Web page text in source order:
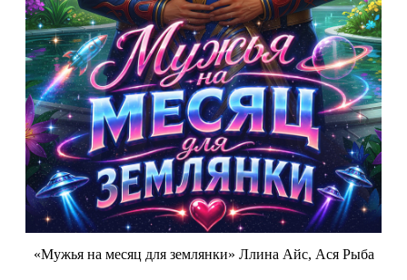
«Мужья на месяц для землянки» Ллина Айс, Ася Рыба